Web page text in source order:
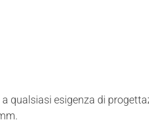
qualsiasi esigenza di